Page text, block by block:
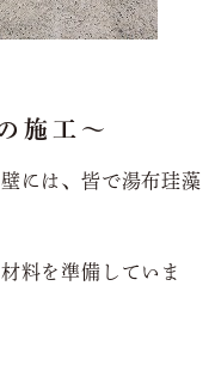
施工～
には、皆で湯布珪藻
料を準備していま